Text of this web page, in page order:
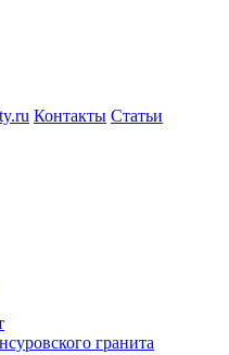
Контакты Статьи
гранита